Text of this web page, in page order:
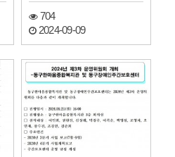
704
2024-09-09